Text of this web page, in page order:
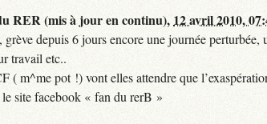
RER (mis à jour en continu), 12 avril 2010,
depuis 6 jours encore une journée perturbée,
travail etc..
( m^me pot !) vont elles attendre que
site facebook « fan du rerB »